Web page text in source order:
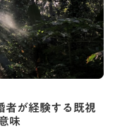
が経験する既視
味